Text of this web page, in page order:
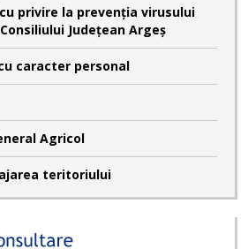
privire la prevenția virusului
Județean Argeș
caracter personal
Agricol
teritoriului